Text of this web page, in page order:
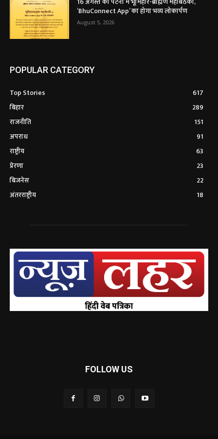
‘BhuConnect App’ का होगा भव्य लोकार्पण
August 5, 2026
POPULAR CATEGORY
Top Stories
617
बिहार
289
राजनीति
151
अपराध
91
राष्ट्रीय
63
प्रेरणा
23
बिजनेस
22
अंतरराष्ट्रीय
18
FOLLOW US